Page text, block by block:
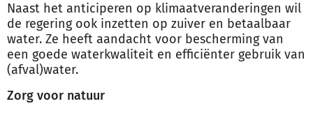
Naast het anticiperen op klimaatveranderingen wil
de regering ook inzetten op zuiver en betaalbaar
water. Ze heeft aandacht voor bescherming van
een goede waterkwaliteit en efficiënter gebruik van
(afval)water.
Zorg voor natuur